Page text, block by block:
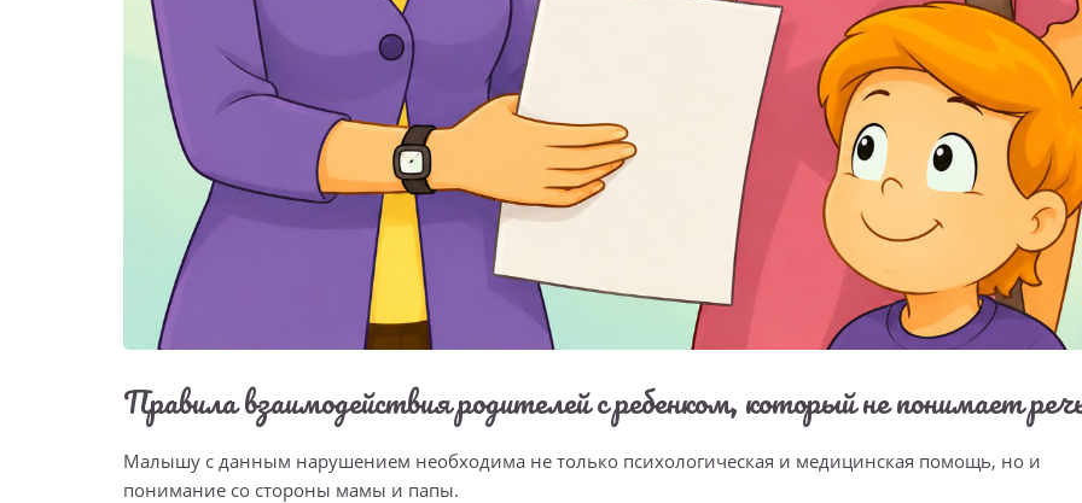
Правила взаимодействия родителей с ребенком, который не понимает
Малышу с данным нарушением необходима не только психологическая и медицинская помощь, но и
понимание со стороны мамы и папы.